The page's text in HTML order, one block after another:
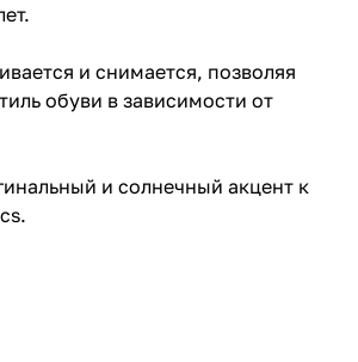
и снимается, позволяя
обуви в зависимости от
и солнечный акцент к